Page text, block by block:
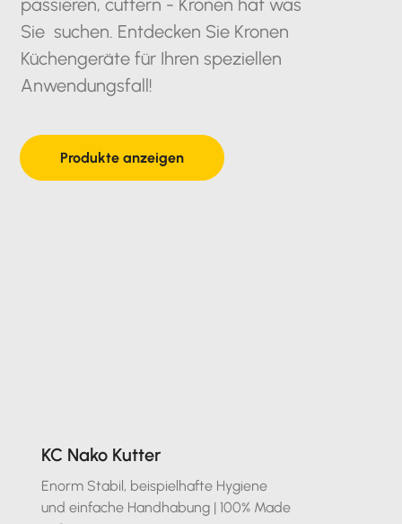
passieren, cuttern - Kronen hat was
Sie suchen. Entdecken Sie Kronen
Küchengeräte für Ihren speziellen
Anwendungsfall!
Produkte anzeigen
KC Nako Kutter
Enorm Stabil, beispielhafte Hygiene
und einfache Handhabung | 100% Made